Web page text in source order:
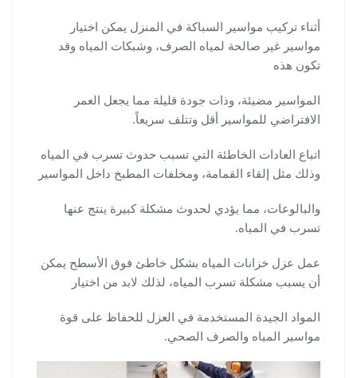
أثناء تركيب مواسير السباكة في المنزل يمكن اختيار
مواسير غير صالحة لمياه الصرف، وشبكات المياه وقد
تكون هذه
المواسير مضيئة، وذات جودة قليلة مما يجعل العمر
الافتراضي للمواسير أقل وتتلف سريعاً.
اتباع العادات الخاطئة التي تسبب حدوث تسرب في المياه
وذلك مثل إلقاء القمامة، ومخلفات المطبخ داخل المواسير
والبالوعات، مما يؤدي لحدوث مشكلة كبيرة ينتج عنها
تسرب في المياه.
عمل عزل خزانات المياه بشكل خاطئ فوق الأسطح يمكن
أن يسبب مشكلة تسرب المياه، لذلك لابد من اختيار
المواد الجيدة المستخدمة في العزل للحفاظ على قوة
مواسير المياه والصرف الصحي.